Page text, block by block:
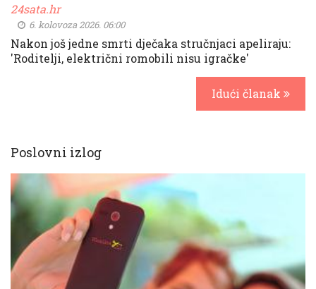
24sata.hr
6. kolovoza 2026. 06:00
Nakon još jedne smrti dječaka stručnjaci apeliraju:
'Roditelji, električni romobili nisu igračke'
Idući članak
Poslovni izlog